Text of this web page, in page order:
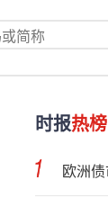
时报热榜